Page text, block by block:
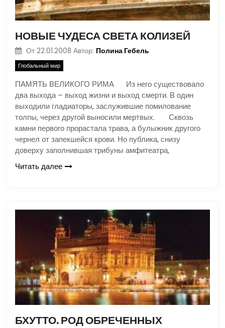
НОВЫЕ ЧУДЕСА СВЕТА КОЛИЗЕЙ
От 22.01.2008 Автор: Полина Гебель
Глобальный мир
ПАМЯТЬ ВЕЛИКОГО РИМА Из него существовало
два выхода – выход жизни и выход смерти. В один
выходили гладиаторы, заслужившие помилование
толпы, через другой выносили мертвых. Сквозь
камни первого прорастала трава, а булыжник другого
чернел от запекшейся крови. Но публика, снизу
доверху заполнившая трибуны амфитеатра,
Читать далее
БХУТТО. РОД ОБРЕЧЕННЫХ